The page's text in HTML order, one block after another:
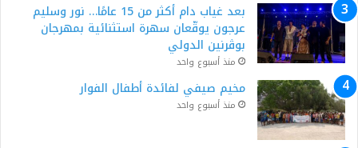
بعد غياب دام أكثر من 15 عامًا… نور وسليم
عرجون يوقّعان سهرة استثنائية بمهرجان
بوڨرنين الدولي
منذ أسبوع واحد
مخيم صيفي لفائدة أطفال الفوار
منذ أسبوع واحد